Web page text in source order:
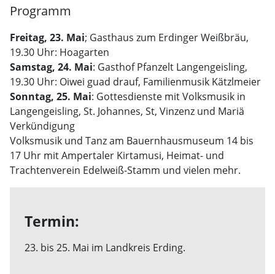
Programm
Freitag, 23. Mai; Gasthaus zum Erdinger Weißbräu,
19.30 Uhr: Hoagarten
Samstag, 24. Mai: Gasthof Pfanzelt Langengeisling,
19.30 Uhr: Oiwei guad drauf, Familienmusik Kätzlmeier
Sonntag, 25. Mai: Gottesdienste mit Volksmusik in
Langengeisling, St. Johannes, St, Vinzenz und Mariä
Verkündigung
Volksmusik und Tanz am Bauernhausmuseum 14 bis
17 Uhr mit Ampertaler Kirtamusi, Heimat- und
Trachtenverein Edelweiß-Stamm und vielen mehr.
Termin:
23. bis 25. Mai im Landkreis Erding.